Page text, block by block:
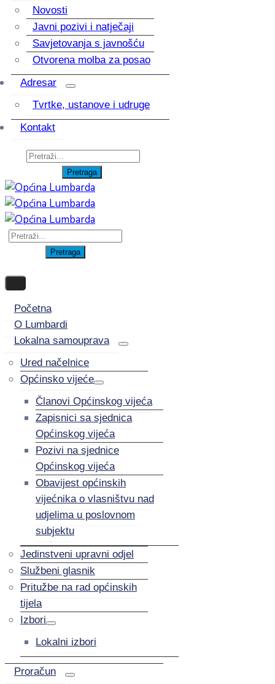
Novosti
Javni pozivi i natječaji
Savjetovanja s javnošću
Otvorena molba za posao
Adresar
Tvrtke, ustanove i udruge
Kontakt
Početna
O Lumbardi
Lokalna samouprava
Ured načelnice
Općinsko vijeće
Članovi Općinskog vijeća
Zapisnici sa sjednica
Općinskog vijeća
Pozivi na sjednice
Općinskog vijeća
Obavijest općinskih
vijećnika o vlasništvu nad
udjelima u poslovnom
subjektu
Jedinstveni upravni odjel
Službeni glasnik
Pritužbe na rad općinskih
tijela
Izbori
Lokalni izbori
Proračun